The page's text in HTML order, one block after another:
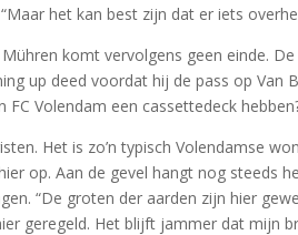
het kan best zijn dat er iets
komt vervolgens geen einde.
up deed voordat hij de pass op Van
Volendam een cassettedeck
Het is zo’n typisch Volendamse
op. Aan de gevel hangt nog steeds
“De groten der aarden zijn hier
geregeld. Het blijft jammer dat mijn